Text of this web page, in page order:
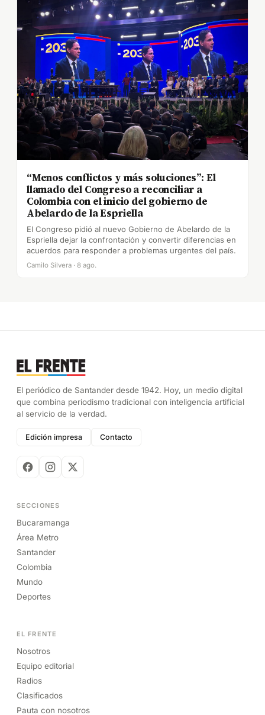
“Menos conflictos y más soluciones”: El
llamado del Congreso a reconciliar a
Colombia con el inicio del gobierno de
Abelardo de la Espriella
El Congreso pidió al nuevo Gobierno de Abelardo de la
Espriella dejar la confrontación y convertir diferencias en
acuerdos para responder a problemas urgentes del país.
Camilo Silvera · 8 ago.
El periódico de Santander desde 1942. Hoy, un medio digital
que combina periodismo tradicional con inteligencia artificial
al servicio de la verdad.
Edición impresa Contacto
SECCIONES
Bucaramanga
Área Metro
Santander
Colombia
Mundo
Deportes
EL FRENTE
Nosotros
Equipo editorial
Radios
Clasificados
Pauta con nosotros